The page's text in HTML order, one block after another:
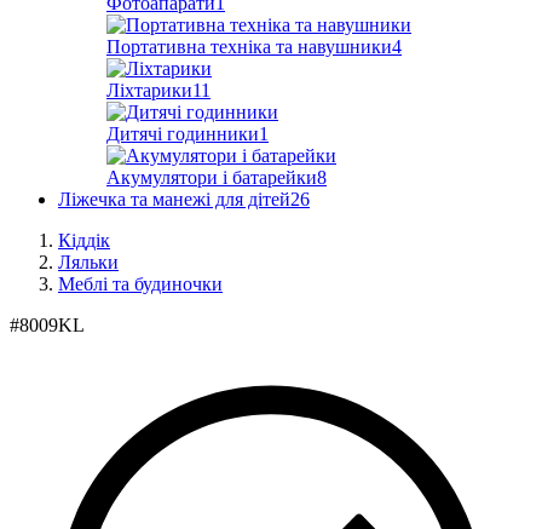
Портативна техніка та навушники4
Ліхтарики11
Дитячі годинники1
Акумулятори і батарейки8
Ліжечка та манежі для дітей26
Кіддік
Ляльки
Меблі та будиночки
#8009KL